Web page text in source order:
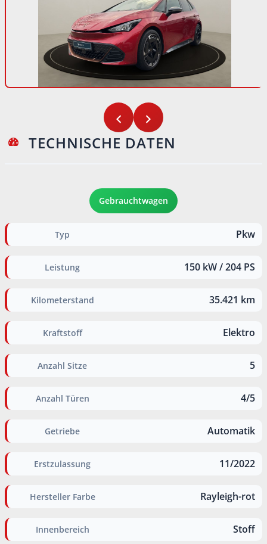
TECHNISCHE DATEN
Gebrauchtwagen
Typ Pkw
Leistung 150 kW / 204 PS
Kilometerstand 35.421 km
Kraftstoff Elektro
Anzahl Sitze 5
Anzahl Türen 4/5
Getriebe Automatik
Erstzulassung 11/2022
Hersteller Farbe Rayleigh-rot
Innenbereich Stoff